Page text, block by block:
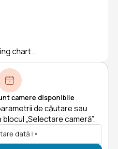
chart...
camere disponibile
de căutare sau
„Selectare cameră”.
dată | ×